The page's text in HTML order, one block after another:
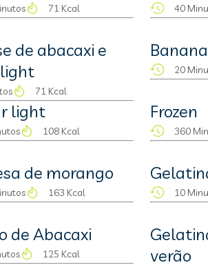
71 Kcal 40
de abacaxi e
71 Kcal
20
light
108 Kcal
Frozen
360
de morango
163 Kcal 10
de Abacaxi
125 Kcal
verão